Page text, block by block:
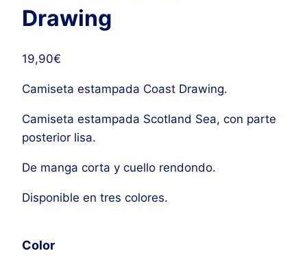
Drawing
19,90€
Camiseta estampada Coast Drawing.
Camiseta estampada Scotland Sea, con parte
posterior lisa.
De manga corta y cuello rendondo.
Disponible en tres colores.
Color